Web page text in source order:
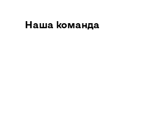
Наша команда